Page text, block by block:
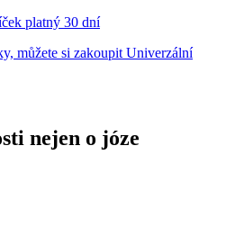
platný 30 dní
můžete si zakoupit Univerzální
nejen o józe